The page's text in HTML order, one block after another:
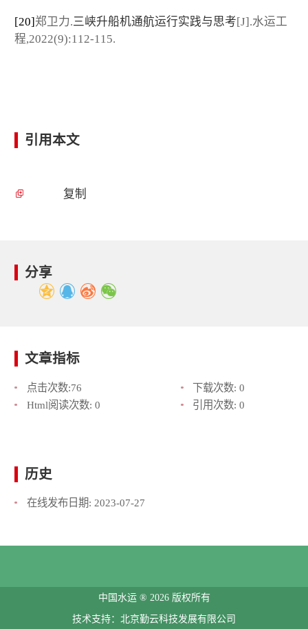
[20]郑卫力.三峡升船机通航运行实践与思考[J].水运工
程,2022(9):112-115.
引用本文
复制
分享
文章指标
点击次数:76 下载次数: 0
Html阅读次数: 0 引用次数: 0
历史
在线发布日期: 2023-07-27
中国水运 ® 2026 版权所有
技术支持：北京勤云科技发展有限公司